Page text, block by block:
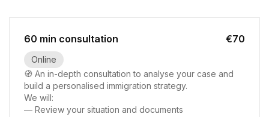
60 min consultation €70
Online
🧭 An in-depth consultation to analyse your case and
build a personalised immigration strategy.
We will:
— Review your situation and documents